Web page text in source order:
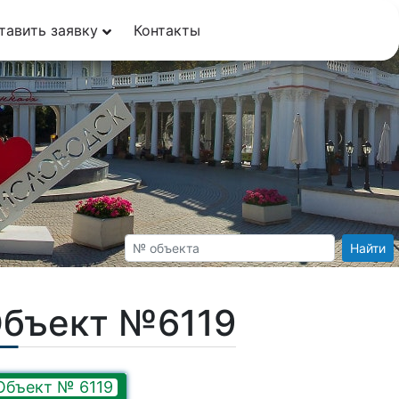
заявку Контакты
Найти
№6119
№ 6119